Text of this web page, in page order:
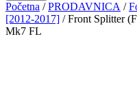
Početna /PRODAVNICA /
[2012-2017] / Front Splitter
Mk7 FL